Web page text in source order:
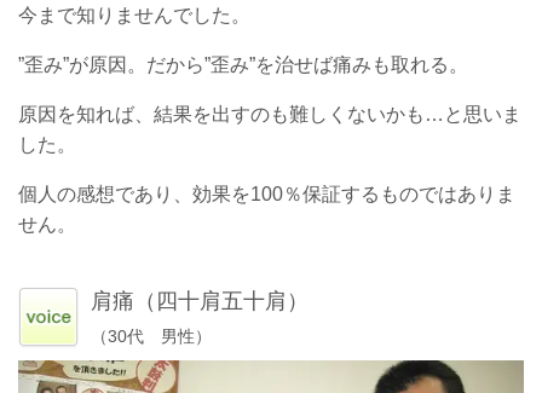
今まで知りませんでした。
”歪み”が原因。だから”歪み”を治せば痛みも取れる。
原因を知れば、結果を出すのも難しくないかも…と思いま
した。
個人の感想であり、効果を100％保証するものではありま
せん。
肩痛（四十肩五十肩）
（30代 男性）